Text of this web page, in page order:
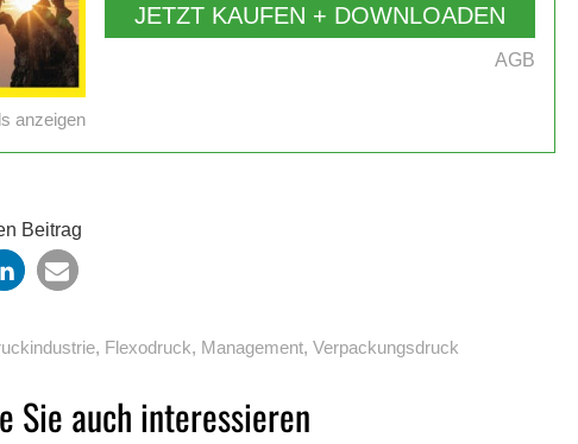
anzeigen
JETZT KAUFEN + DOWNLOADEN
AGB
Beitrag
, Flexodruck, Management, Verpackungsdruck
Sie auch interessieren